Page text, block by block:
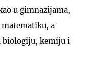
u gimnazijama,
a
biologiju, kemiju i